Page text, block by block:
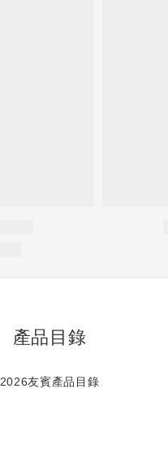
產品目錄
2026友賓產品目錄